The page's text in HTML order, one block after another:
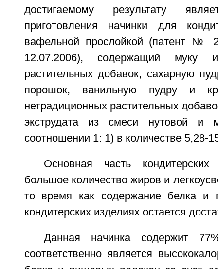
достигаемому результату
приготовления начинки для
вафельной прослойкой (патент №
12.07.2006), содержащий муку
растительных добавок, сахарную
порошок, ванильную пудру и
нетрадиционных растительных
экструдата из смеси нутовой и
соотношении 1: 1) в количестве 5,28-
Основная часть
большое количество жиров и
то время как содержание белка и
кондитерских изделиях остается
Данная начинка содержит
соответственно является